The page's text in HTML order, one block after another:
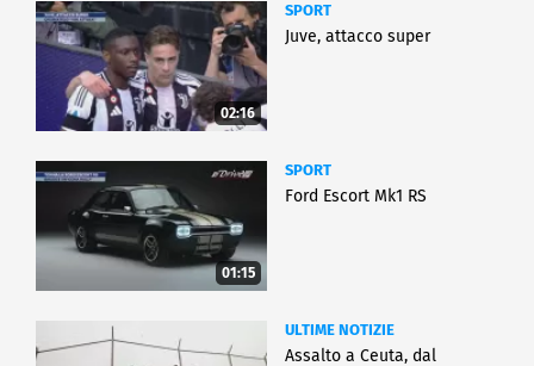
02:16
SPORT
Juve, attacco super
01:15
SPORT
Ford Escort Mk1 RS
ULTIME NOTIZIE
Assalto a Ceuta, dal